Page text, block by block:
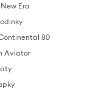
Era
80
Aviator